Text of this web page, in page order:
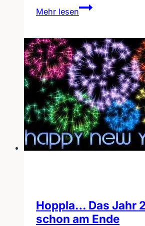
Mehr lesen
Worauf
beruht
deutsche
Hoppla… Das Jahr
schon am Ende